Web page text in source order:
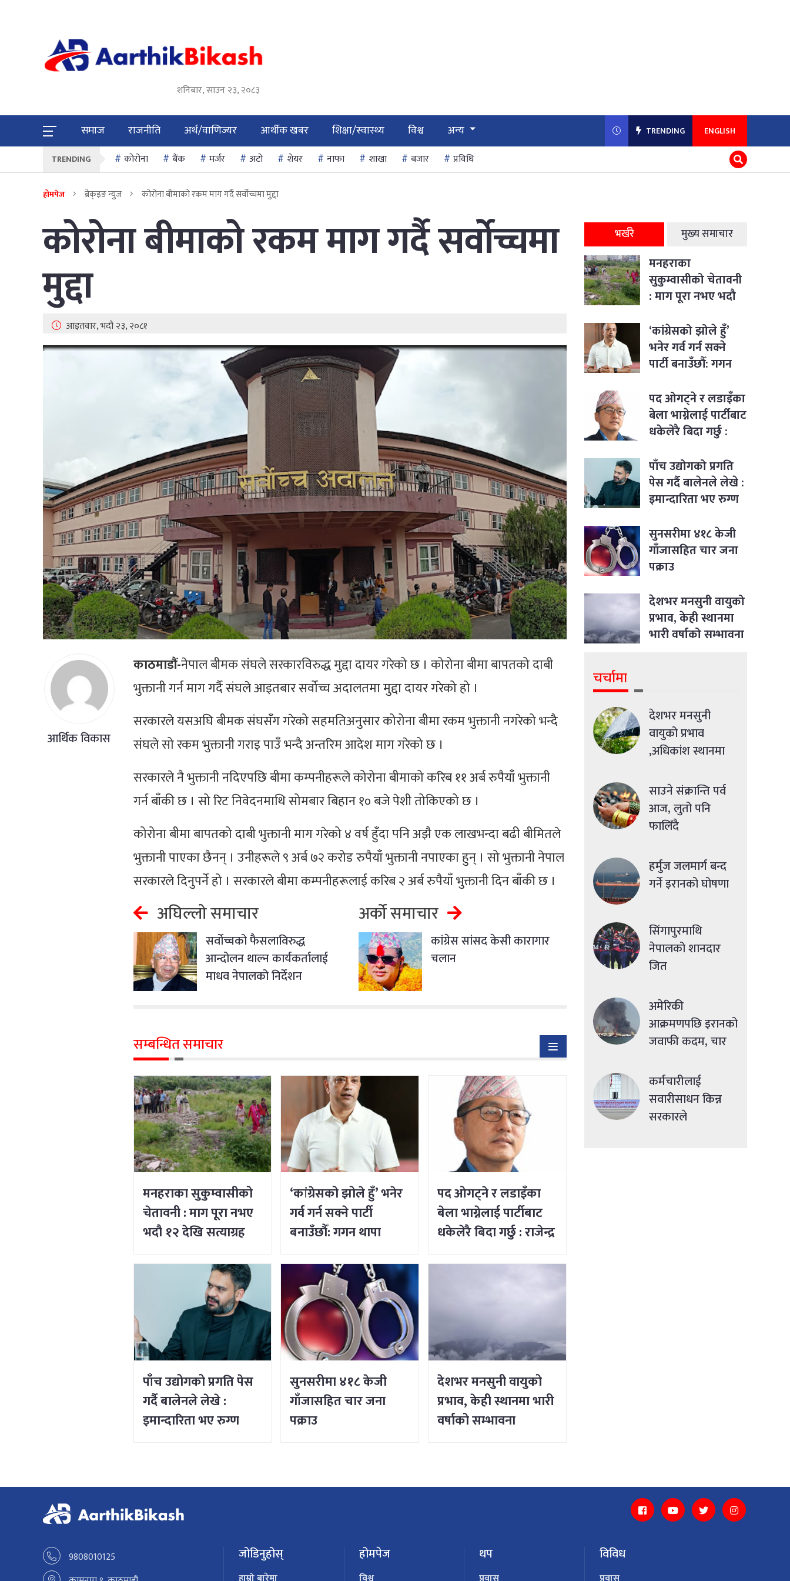
शनिबार, साउन २३, २०८३
समाज राजनीति अर्थ/वाणिज्यर आर्थीक खबर शिक्षा/स्वास्थ्य विश्व अन्य TRENDING ENGLISH
TRENDING कोरोना बैंक मर्जर अटो शेयर नाफा शाखा बजार प्रविधि
होमपेज ब्रेक्इङ न्युज कोरोना बीमाको रकम माग गर्दै सर्वोच्चमा मुद्दा
कोरोना बीमाको रकम माग गर्दै सर्वोच्चमा
मुद्दा
आइतवार, भदौ २३, २०८१
आर्थिक विकास
काठमाडौं-नेपाल बीमक संघले सरकारविरुद्ध मुद्दा दायर गरेको छ । कोरोना बीमा बापतको दाबी
भुक्तानी गर्न माग गर्दै संघले आइतबार सर्वोच्च अदालतमा मुद्दा दायर गरेको हो ।
सरकारले यसअघि बीमक संघसँग गरेको सहमतिअनुसार कोरोना बीमा रकम भुक्तानी नगरेको भन्दै
संघले सो रकम भुक्तानी गराइ पाउँ भन्दै अन्तरिम आदेश माग गरेको छ ।
सरकारले नै भुक्तानी नदिएपछि बीमा कम्पनीहरूले कोरोना बीमाको करिब ११ अर्ब रुपैयाँ भुक्तानी
गर्न बाँकी छ । सो रिट निवेदनमाथि सोमबार बिहान १० बजे पेशी तोकिएको छ ।
कोरोना बीमा बापतको दाबी भुक्तानी माग गरेको ४ वर्ष हुँदा पनि अझै एक लाखभन्दा बढी बीमितले
भुक्तानी पाएका छैनन् । उनीहरूले ९ अर्ब ७२ करोड रुपैयाँ भुक्तानी नपाएका हुन् । सो भुक्तानी नेपाल
सरकारले दिनुपर्ने हो । सरकारले बीमा कम्पनीहरूलाई करिब २ अर्ब रुपैयाँ भुक्तानी दिन बाँकी छ ।
अघिल्लो समाचार
सर्वोच्चको फैसलाविरुद्ध
आन्दोलन थाल्न कार्यकर्तालाई
माधव नेपालको निर्देशन
अर्को समाचार
कांग्रेस सांसद केसी कारागार
चलान
सम्बन्धित समाचार
मनहराका सुकुम्वासीको
चेतावनी : माग पूरा नभए
भदौ १२ देखि सत्याग्रह
‘कांग्रेसको झोले हुँ’ भनेर
गर्व गर्न सक्ने पार्टी
बनाउँछौँ: गगन थापा
पद ओगट्ने र लडाइँका
बेला भाग्नेलाई पार्टीबाट
धकेलेरै बिदा गर्छु : राजेन्द्र
पाँच उद्योगको प्रगति पेस
गर्दै बालेनले लेखे :
इमान्दारिता भए रुग्ण
सुनसरीमा ४१८ केजी
गाँजासहित चार जना
पक्राउ
देशभर मनसुनी वायुको
प्रभाव, केही स्थानमा भारी
वर्षाको सम्भावना
भर्खरै मुख्य समाचार
मनहराका
सुकुम्वासीको चेतावनी
: माग पूरा नभए भदौ
‘कांग्रेसको झोले हुँ’
भनेर गर्व गर्न सक्ने
पार्टी बनाउँछौँ: गगन
पद ओगट्ने र लडाइँका
बेला भाग्नेलाई पार्टीबाट
धकेलेरै बिदा गर्छु :
पाँच उद्योगको प्रगति
पेस गर्दै बालेनले लेखे :
इमान्दारिता भए रुग्ण
जीवन भर्न सकिने रहेछ
सुनसरीमा ४१८ केजी
गाँजासहित चार जना
पक्राउ
देशभर मनसुनी वायुको
प्रभाव, केही स्थानमा
भारी वर्षाको सम्भावना
चर्चामा
देशभर मनसुनी
वायुको प्रभाव
,अधिकांश स्थानमा
साउने संक्रान्ति पर्व
आज, लुतो पनि
फालिँदै
हर्मुज जलमार्ग बन्द
गर्ने इरानको घोषणा
सिंगापुरमाथि
नेपालको शानदार
जित
अमेरिकी
आक्रमणपछि इरानको
जवाफी कदम, चार
कर्मचारीलाई
सवारीसाधन किन्न
सरकारले
9808010125
जोडिनुहोस् होमपेज थप विविध